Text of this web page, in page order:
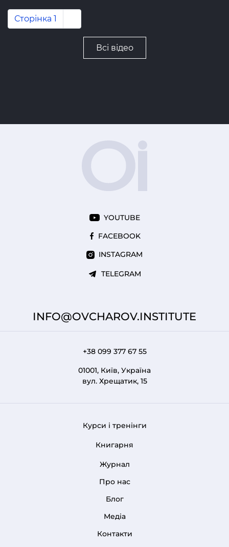
Розбивка
на
Сторінка 1
сторінка
Всі відео
YOUTUBE
FACEBOOK
INSTAGRAM
TELEGRAM
INFO@OVCHAROV.INSTITUTE
+38 099 377 67 55
01001, Київ, Україна
вул. Хрещатик, 15
Курси і тренінги
Книгарня
Журнал
Про нас
Блог
Медіа
Контакти